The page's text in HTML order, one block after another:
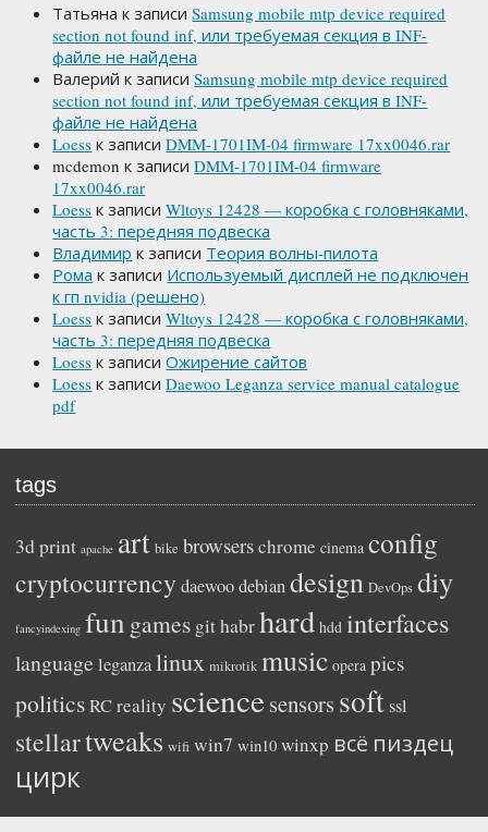
Татьяна к записиSamsung mobile mtp device required
section not found inf, или требуемая секция в INF-
файле не найдена
Валерий к записиSamsung mobile mtp device required
section not found inf, или требуемая секция в INF-
файле не найдена
Loess к записиDMM-1701IM-04 firmware 17xx0046.rar
mcdemon к записиDMM-1701IM-04 firmware
17xx0046.rar
Loess к записиWltoys 12428 — коробка с головняками,
часть 3: передняя подвеска
Владимир к записи Теория волны-пилота
Рома к записи Используемый дисплей не подключен
к гп nvidia (решено)
Loess к записиWltoys 12428 — коробка с головняками,
часть 3: передняя подвеска
Loess к записиОжирение сайтов
Loess к записиDaewoo Leganza service manual catalogue
pdf
tags
3d print apache art bike browserschrome cinema config
cryptocurrency daewoodebiandesign DevOps diy
fancyindexing fun games githabrhard hdd interfaces
language leganzalinux mikrotik music opera pics
politicsRCreality sciencesensorssoftssl
stellartweaks wifi win7 win10 winxp всё пиздец
цирк